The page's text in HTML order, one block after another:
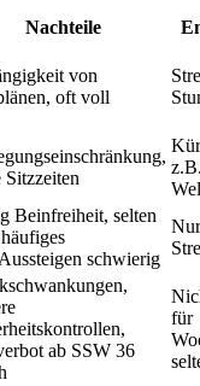
Nachteile
von
oft voll
Sitzzeiten
Beinfreiheit, selten
schwierig
ab SSW 36
für